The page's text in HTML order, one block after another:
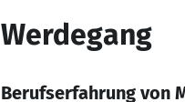
Werdegang
Berufserfahrung von